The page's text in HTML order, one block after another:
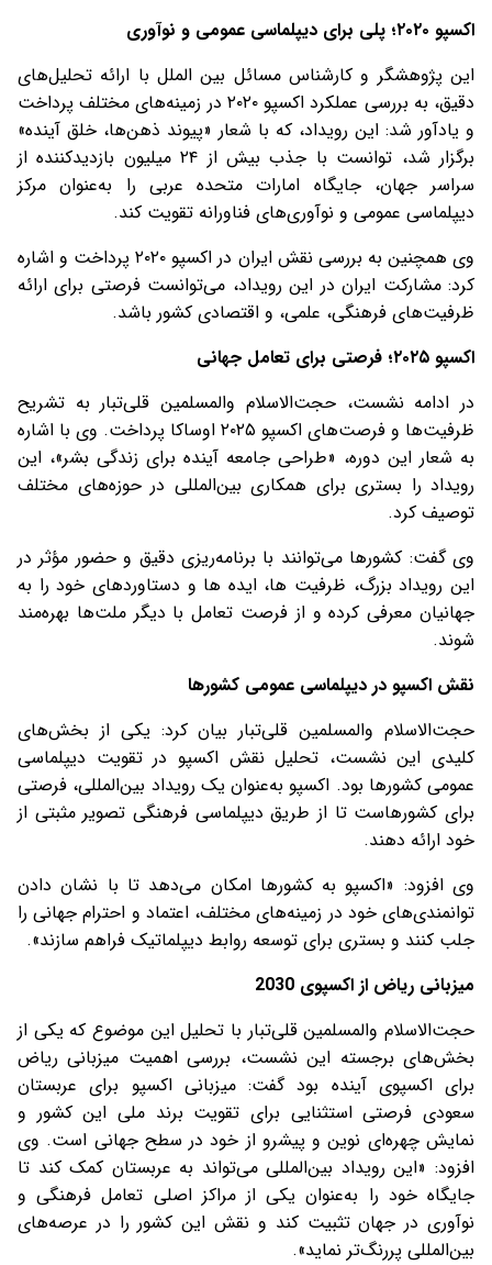
اکسپو ۲۰۲۰؛ پلی برای دیپلماسی عمومی و نوآوری
این پژوهشگر و کارشناس مسائل بین الملل با ارائه تحلیل‌های
دقیق، به بررسی عملکرد اکسپو ۲۰۲۰ در زمینه‌های مختلف پرداخت
و یادآور شد: این رویداد، که با شعار «پیوند ذهن‌ها، خلق آینده»
برگزار شد، توانست با جذب بیش از ۲۴ میلیون بازدیدکننده از
سراسر جهان، جایگاه امارات متحده عربی را به‌عنوان مرکز
دیپلماسی عمومی و نوآوری‌های فناورانه تقویت کند.
وی همچنین به بررسی نقش ایران در اکسپو ۲۰۲۰ پرداخت و اشاره
کرد: مشارکت ایران در این رویداد، می‌توانست فرصتی برای ارائه
ظرفیت‌های فرهنگی، علمی، و اقتصادی کشور باشد.
اکسپو ۲۰۲۵؛ فرصتی برای تعامل جهانی
در ادامه نشست، حجت‌الاسلام والمسلمین قلی‌تبار به تشریح
ظرفیت‌ها و فرصت‌های اکسپو ۲۰۲۵ اوساکا پرداخت. وی با اشاره
به شعار این دوره، «طراحی جامعه آینده برای زندگی بشر»، این
رویداد را بستری برای همکاری بین‌المللی در حوزه‌های مختلف
توصیف کرد.
وی گفت: کشورها می‌توانند با برنامه‌ریزی دقیق و حضور مؤثر در
این رویداد بزرگ، ظرفیت ها، ایده ها و دستاوردهای خود را به
جهانیان معرفی کرده و از فرصت تعامل با دیگر ملت‌ها بهره‌مند
شوند.
نقش اکسپو در دیپلماسی عمومی کشورها
حجت‌الاسلام والمسلمین قلی‌تبار بیان کرد: یکی از بخش‌های
کلیدی این نشست، تحلیل نقش اکسپو در تقویت دیپلماسی
عمومی کشورها بود. اکسپو به‌عنوان یک رویداد بین‌المللی، فرصتی
برای کشورهاست تا از طریق دیپلماسی فرهنگی تصویر مثبتی از
خود ارائه دهند.
وی افزود: «اکسپو به کشورها امکان می‌دهد تا با نشان دادن
توانمندی‌های خود در زمینه‌های مختلف، اعتماد و احترام جهانی را
جلب کنند و بستری برای توسعه روابط دیپلماتیک فراهم سازند».
میزبانی ریاض از اکسپوی 2030
حجت‌الاسلام والمسلمین قلی‌تبار با تحلیل این موضوع که یکی از
بخش‌های برجسته این نشست، بررسی اهمیت میزبانی ریاض
برای اکسپوی آینده بود گفت: میزبانی اکسپو برای عربستان
سعودی فرصتی استثنایی برای تقویت برند ملی این کشور و
نمایش چهره‌ای نوین و پیشرو از خود در سطح جهانی است. وی
افزود: «این رویداد بین‌المللی می‌تواند به عربستان کمک کند تا
جایگاه خود را به‌عنوان یکی از مراکز اصلی تعامل فرهنگی و
نوآوری در جهان تثبیت کند و نقش این کشور را در عرصه‌های
بین‌المللی پررنگ‌تر نماید».